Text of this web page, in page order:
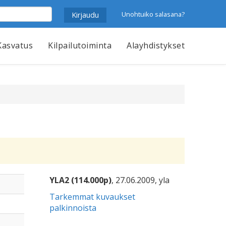
Unohtuiko salasana?
Kilpailutoiminta Alayhdistykset
YLA2 (114.000p), 27.06.2009, yla
Tarkemmat kuvaukset
palkinnoista